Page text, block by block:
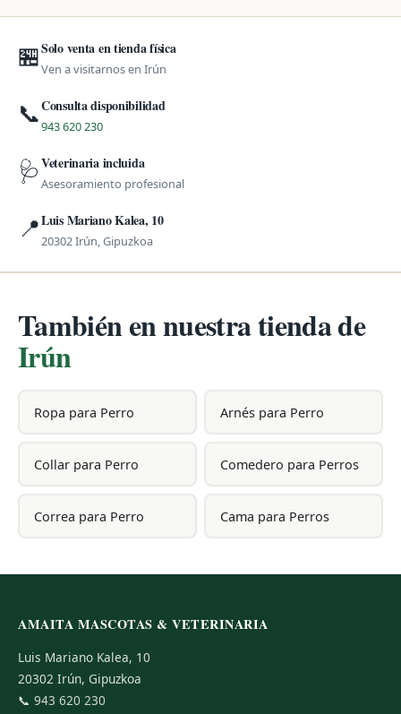
🏪Solo venta en tienda física
Ven a visitarnos en Irún
📞Consulta disponibilidad
943 620 230
🩺Veterinaria incluida
Asesoramiento profesional
📍Luis Mariano Kalea, 10
20302 Irún, Gipuzkoa
También en nuestra tienda de
Irún
Ropa para Perro Arnés para Perro
Collar para Perro Comedero para Perros
Correa para Perro Cama para Perros
AMAITA MASCOTAS & VETERINARIA
Luis Mariano Kalea, 10
20302 Irún, Gipuzkoa
📞 943 620 230